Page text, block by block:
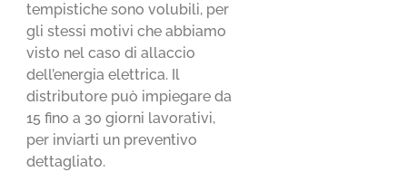
tempistiche sono volubili, per
gli stessi motivi che abbiamo
visto nel caso di allaccio
dell’energia elettrica. Il
distributore può impiegare da
15 fino a 30 giorni lavorativi,
per inviarti un preventivo
dettagliato.